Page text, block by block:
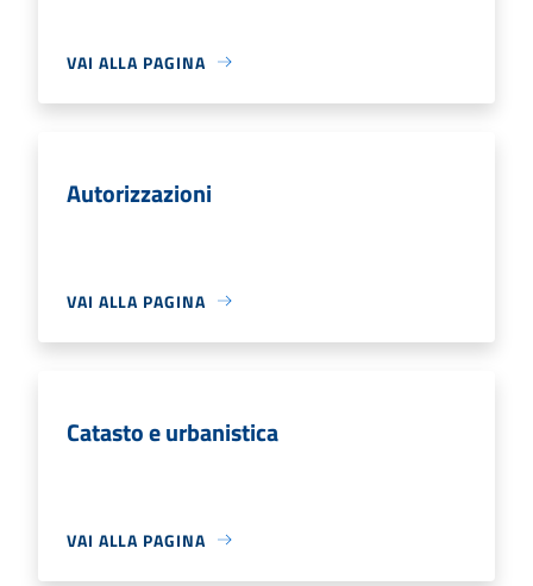
VAI ALLA PAGINA
Autorizzazioni
VAI ALLA PAGINA
Catasto e urbanistica
VAI ALLA PAGINA